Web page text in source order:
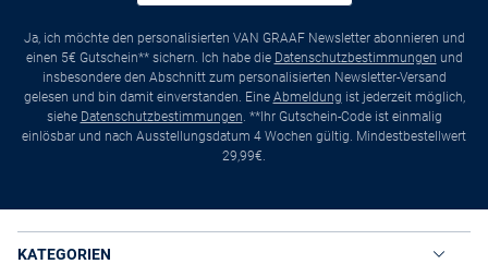
Ja, ich möchte den personalisierten VAN GRAAF Newsletter abonnieren und
einen 5€ Gutschein** sichern. Ich habe die Datenschutzbestimmungen und
insbesondere den Abschnitt zum personalisierten Newsletter-Versand
gelesen und bin damit einverstanden. Eine Abmeldung ist jederzeit möglich,
siehe Datenschutzbestimmungen. **Ihr Gutschein-Code ist einmalig
einlösbar und nach Ausstellungsdatum 4 Wochen gültig. Mindestbestellwert
29,99€.
KATEGORIEN